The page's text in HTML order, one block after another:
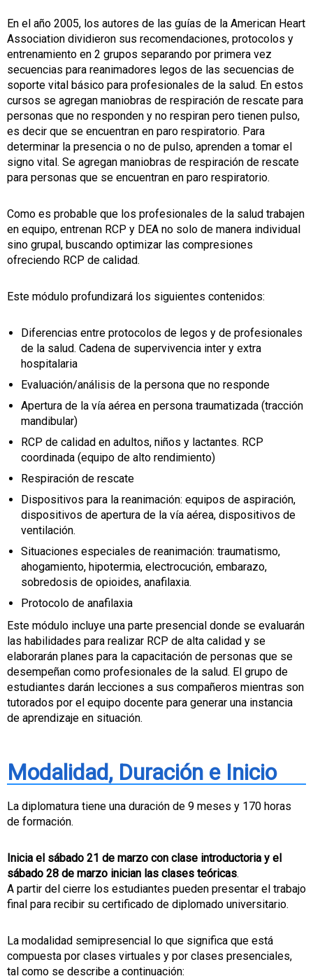
En el año 2005, los autores de las guías de la American Heart
Association dividieron sus recomendaciones, protocolos y
entrenamiento en 2 grupos separando por primera vez
secuencias para reanimadores legos de las secuencias de
soporte vital básico para profesionales de la salud. En estos
cursos se agregan maniobras de respiración de rescate para
personas que no responden y no respiran pero tienen pulso,
es decir que se encuentran en paro respiratorio. Para
determinar la presencia o no de pulso, aprenden a tomar el
signo vital. Se agregan maniobras de respiración de rescate
para personas que se encuentran en paro respiratorio.
Como es probable que los profesionales de la salud trabajen
en equipo, entrenan RCP y DEA no solo de manera individual
sino grupal, buscando optimizar las compresiones
ofreciendo RCP de calidad.
Este módulo profundizará los siguientes contenidos:
Diferencias entre protocolos de legos y de profesionales
de la salud. Cadena de supervivencia inter y extra
hospitalaria
Evaluación/análisis de la persona que no responde
Apertura de la vía aérea en persona traumatizada (tracción
mandibular)
RCP de calidad en adultos, niños y lactantes. RCP
coordinada (equipo de alto rendimiento)
Respiración de rescate
Dispositivos para la reanimación: equipos de aspiración,
dispositivos de apertura de la vía aérea, dispositivos de
ventilación.
Situaciones especiales de reanimación: traumatismo,
ahogamiento, hipotermia, electrocución, embarazo,
sobredosis de opioides, anafilaxia.
Protocolo de anafilaxia
Este módulo incluye una parte presencial donde se evaluarán
las habilidades para realizar RCP de alta calidad y se
elaborarán planes para la capacitación de personas que se
desempeñan como profesionales de la salud. El grupo de
estudiantes darán lecciones a sus compañeros mientras son
tutorados por el equipo docente para generar una instancia
de aprendizaje en situación.
Modalidad, Duración e Inicio
La diplomatura tiene una duración de 9 meses y 170 horas
de formación.
Inicia el sábado 21 de marzo con clase introductoria y el
sábado 28 de marzo inician las clases teóricas.
A partir del cierre los estudiantes pueden presentar el trabajo
final para recibir su certificado de diplomado universitario.
La modalidad semipresencial lo que significa que está
compuesta por clases virtuales y por clases presenciales,
tal como se describe a continuación: